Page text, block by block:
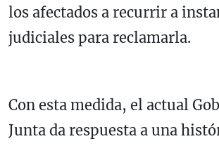
los afectados a recurrir a
judiciales para reclamarla.
Con esta medida, el actual
Junta da respuesta a una